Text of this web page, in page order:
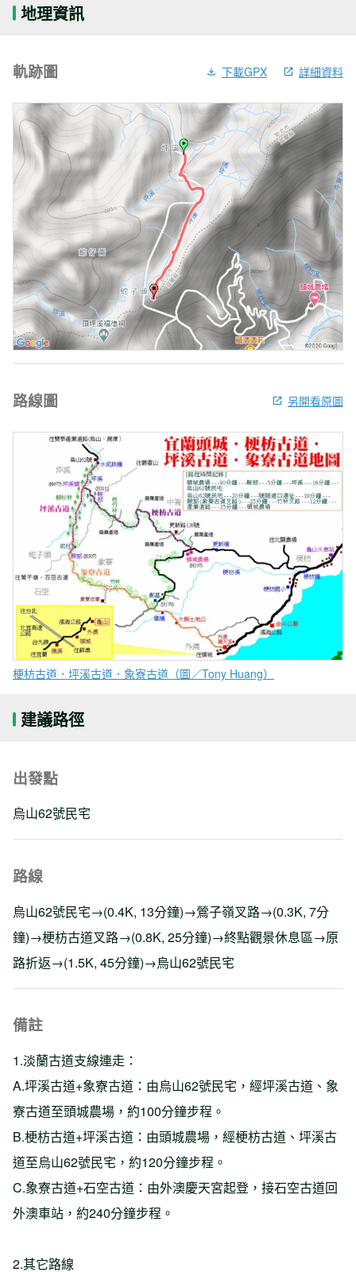
地理資訊
軌跡圖 下載GPX 詳細資料
路線圖 另開看原圖
梗枋古道．坪溪古道．象寮古道（圖／Tony Huang）
建議路徑
出發點
烏山62號民宅
路線
烏山62號民宅→(0.4K, 13分鐘)→鶯子嶺叉路→(0.3K, 7分
鐘)→梗枋古道叉路→(0.8K, 25分鐘)→終點觀景休息區→原
路折返→(1.5K, 45分鐘)→烏山62號民宅
備註
1.淡蘭古道支線連走：
A.坪溪古道+象寮古道：由烏山62號民宅，經坪溪古道、象
寮古道至頭城農場，約100分鐘步程。
B.梗枋古道+坪溪古道：由頭城農場，經梗枋古道、坪溪古
道至烏山62號民宅，約120分鐘步程。
C.象寮古道+石空古道：由外澳慶天宮起登，接石空古道回
外澳車站，約240分鐘步程。
2.其它路線